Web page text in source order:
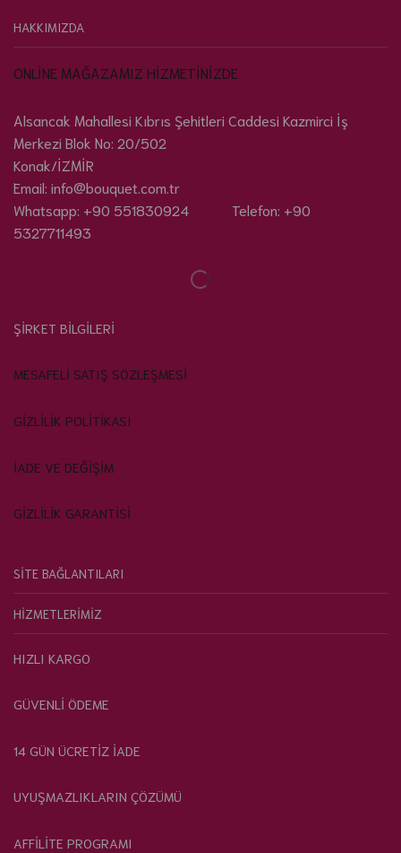
HAKKIMIZDA
ONLİNE MAĞAZAMIZ HİZMETİNİZDE
Alsancak Mahallesi Kıbrıs Şehitleri Caddesi Kazmirci İş
Merkezi Blok No: 20/502
Konak/İZMİR
Email: info@bouquet.com.tr
Whatsapp: +90 551830924 Telefon: +90
5327711493
ŞİRKET BİLGİLERİ
MESAFELİ SATIŞ SÖZLEŞMESİ
GİZLİLİK POLİTİKASI
İADE VE DEĞİŞİM
GİZLİLİK GARANTİSİ
SİTE BAĞLANTILARI
HİZMETLERİMİZ
HIZLI KARGO
GÜVENLİ ÖDEME
14 GÜN ÜCRETİZ İADE
UYUŞMAZLIKLARIN ÇÖZÜMÜ
AFFİLİTE PROGRAMI